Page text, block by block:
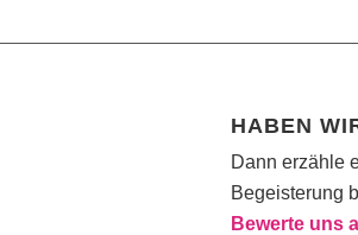
HABEN
Dann erzähle
Begeisterung
Bewerte uns